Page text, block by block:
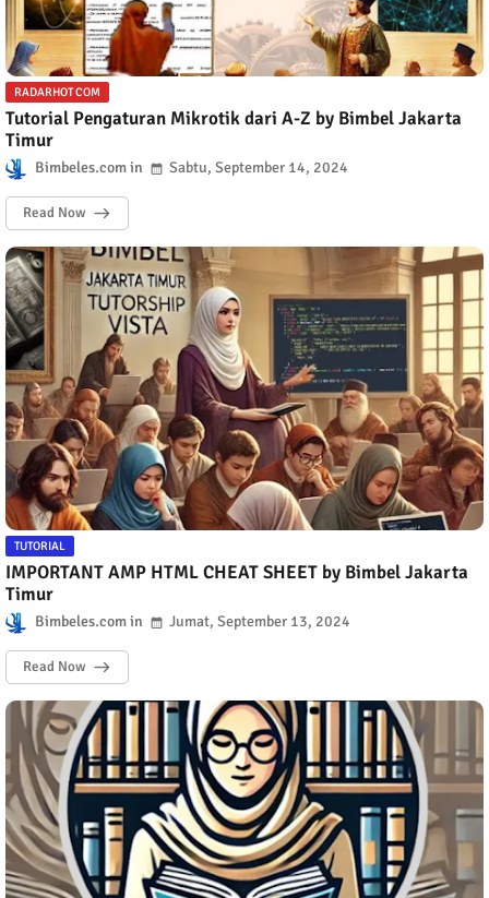
RADARHOT COM
Tutorial Pengaturan Mikrotik dari A-Z by Bimbel Jakarta
Timur
Bimbeles.com Sabtu, September 14, 2024
Read Now
TUTORIAL
IMPORTANT AMP HTML CHEAT SHEET by Bimbel Jakarta
Timur
Bimbeles.com Jumat, September 13, 2024
Read Now